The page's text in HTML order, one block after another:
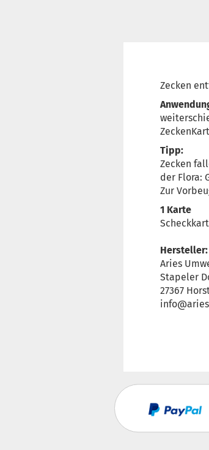
Zecken
Tipp:
Zecken
der Flora:
Zur
1 Karte
Hersteller:
Aries
Stapeler
27367